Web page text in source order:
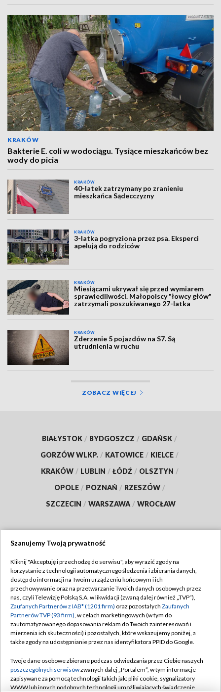
KRAKÓW
Bakterie E. coli w wodociągu. Tysiące mieszkańców bez
wody do picia
KRAKÓW
40-latek zatrzymany po zranieniu
mieszkańca Sądecczyzny
KRAKÓW
3-latka pogryziona przez psa. Eksperci
apelują do rodziców
KRAKÓW
Miesiącami ukrywał się przed wymiarem
sprawiedliwości. Małopolscy "łowcy głów"
zatrzymali poszukiwanego 27-latka
KRAKÓW
Zderzenie 5 pojazdów na S7. Są
utrudnienia w ruchu
ZOBACZ WIĘCEJ
BIAŁYSTOK / BYDGOSZCZ / GDAŃSK /
GORZÓW WLKP. / KATOWICE / KIELCE /
KRAKÓW / LUBLIN / ŁÓDŹ / OLSZTYN /
OPOLE / POZNAŃ / RZESZÓW /
SZCZECIN / WARSZAWA / WROCŁAW
TVP
Abonament TVP
Emisja w TVP
Centrum informacji TVP
Naziemna Telewizja Cyfrowa
Rada Programowa
System NOS
Regulamin TVP
Polityka prywatności
Moje zgody
Pomoc
Kontakt
Szanujemy Twoją prywatność
Kliknij "Akceptuję i przechodzę do serwisu", aby wyrazić zgody na
korzystanie z technologii automatycznego śledzenia i zbierania danych,
dostęp do informacji na Twoim urządzeniu końcowym i ich
przechowywanie oraz na przetwarzanie Twoich danych osobowych przez
nas, czyli Telewizję Polską S.A. w likwidacji (zwaną dalej również „TVP”),
Zaufanych Partnerów z IAB* (1201 firm) oraz pozostałych Zaufanych
Partnerów TVP (93 firm), w celach marketingowych (w tym do
zautomatyzowanego dopasowania reklam do Twoich zainteresowań i
mierzenia ich skuteczności) i pozostałych, które wskazujemy poniżej, a
także zgody na udostępnianie przez nas identyfikatora PPID do Google.
Twoje dane osobowe zbierane podczas odwiedzania przez Ciebie naszych
poszczególnych serwisówzwanych dalej „Portalem”, w tym informacje
zapisywane za pomocą technologii takich jak: pliki cookie, sygnalizatory
WWW lub innych podobnych technologii umożliwiających świadczenie